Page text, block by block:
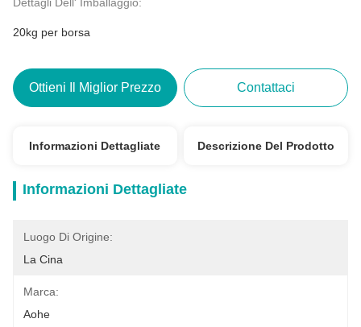
20kg per borsa
Ottieni Il Miglior Prezzo Contattaci
Informazioni Dettagliate Descrizione Del Prodotto
Informazioni Dettagliate
Luogo Di Origine:
La Cina
Marca:
Aohe